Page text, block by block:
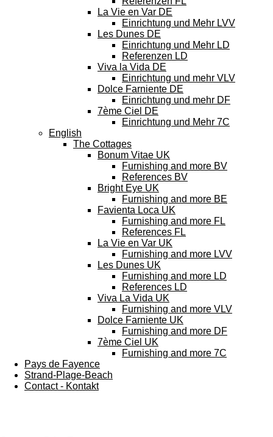
La Vie en Var DE
Einrichtung und Mehr LVV
Les Dunes DE
Einrichtung und Mehr LD
Referenzen LD
Viva la Vida DE
Einrichtung und mehr VLV
Dolce Farniente DE
Einrichtung und mehr DF
7ème Ciel DE
Einrichtung und Mehr 7C
English
The Cottages
Bonum Vitae UK
Furnishing and more BV
References BV
Bright Eye UK
Furnishing and more BE
Favienta Loca UK
Furnishing and more FL
References FL
La Vie en Var UK
Furnishing and more LVV
Les Dunes UK
Furnishing and more LD
References LD
Viva La Vida UK
Furnishing and more VLV
Dolce Farniente UK
Furnishing and more DF
7ème Ciel UK
Furnishing and more 7C
Pays de Fayence
Strand-Plage-Beach
Contact - Kontakt